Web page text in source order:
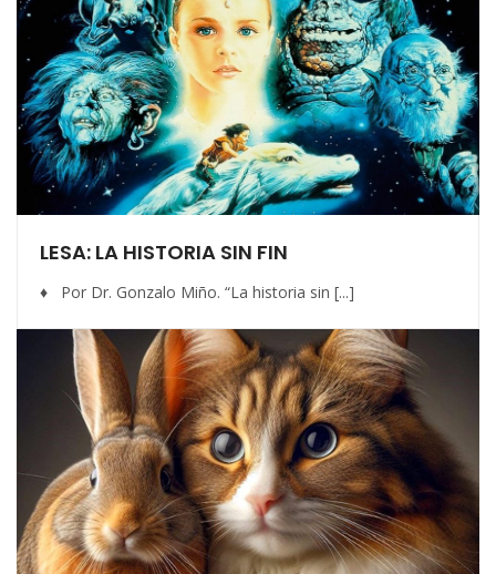
LESA: LA HISTORIA SIN FIN
♦ Por Dr. Gonzalo Miño. “La historia sin [...]